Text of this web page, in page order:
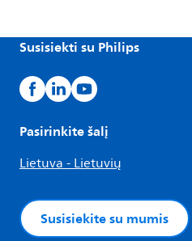
Susisiekti su Philips
Pasirinkite šalį
Lietuva - Lietuvių
Susisiekite su mumis